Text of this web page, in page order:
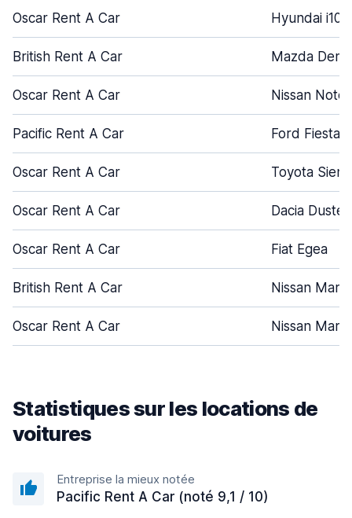
Oscar Rent A Car Hyundai i10
British Rent A Car Mazda
Oscar Rent A Car Nissan Note
Pacific Rent A Car Ford Fiesta
Oscar Rent A Car Toyota
Oscar Rent A Car Dacia Duster
Oscar Rent A Car Fiat Egea
British Rent A Car Nissan
Oscar Rent A Car Nissan
Statistiques sur les locations de
voitures
Entreprise la mieux notée
Pacific Rent A Car (noté 9,1 / 10)